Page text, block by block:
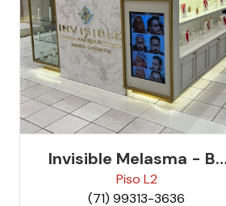
Invisible Melasma - By
Agnes Christie
Piso L2
(71) 99313-3636